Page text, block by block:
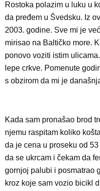
Rostoka polazim u luku u
da pređem u Švedsku. Iz
2003. godine. Sve mi je
mirisao na Baltičko more.
ponovo voziti istim
lepe crkve. Pomenute
s obzirom da mi je
Kada sam pronašao brod
njemu raspitam koliko
da je cena u proseku od
da se ukrcam i čekam da
gornjoj palubi i posmatrao
kroz koje sam vozio bicikl